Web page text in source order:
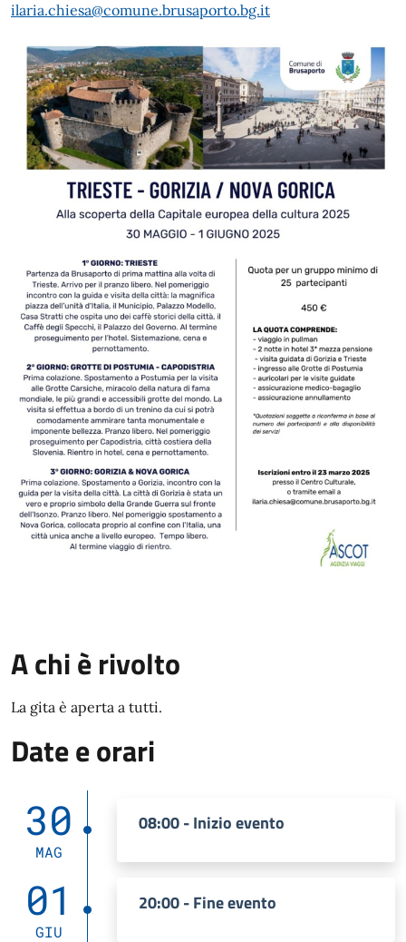
ilaria.chiesa@comune.brusaporto.bg.it
A chi è rivolto
La gita è aperta a tutti.
Date e orari
30
MAG
08:00 - Inizio evento
01
GIU
20:00 - Fine evento